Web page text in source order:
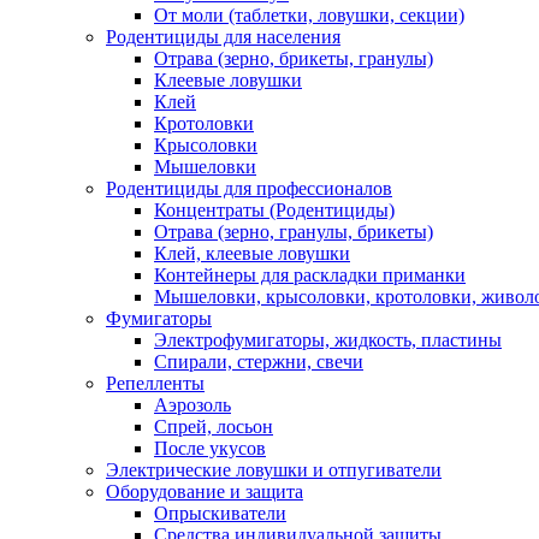
От моли (таблетки, ловушки, секции)
Родентициды для населения
Отрава (зерно, брикеты, гранулы)
Клеевые ловушки
Клей
Кротоловки
Крысоловки
Мышеловки
Родентициды для профессионалов
Концентраты (Родентициды)
Отрава (зерно, гранулы, брикеты)
Клей, клеевые ловушки
Контейнеры для раскладки приманки
Мышеловки, крысоловки, кротоловки,
Фумигаторы
Электрофумигаторы, жидкость, пластины
Спирали, стержни, свечи
Репелленты
Аэрозоль
Спрей, лосьон
После укусов
Электрические ловушки и отпугиватели
Оборудование и защита
Опрыскиватели
Средства индивидуальной защиты